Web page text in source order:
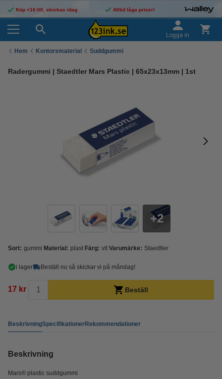
Köp <16:00, skickas idag Alltid låga priser!
Logga in
Hem Kontorsmaterial Suddgummi
Radergummi | Staedtler Mars Plastic | 65x23x13mm | 1st
2
Sort: gummi Material: plast Färg: vit Varumärke: Staedtler
i lager Beställ nu så skickar vi på måndag!
17 kr Beställ
BeskrivningSpecifikationerRekommendationer
Beskrivning
Mars® plastic suddgummi